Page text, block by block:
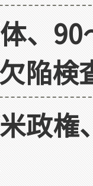
、
陥検
政